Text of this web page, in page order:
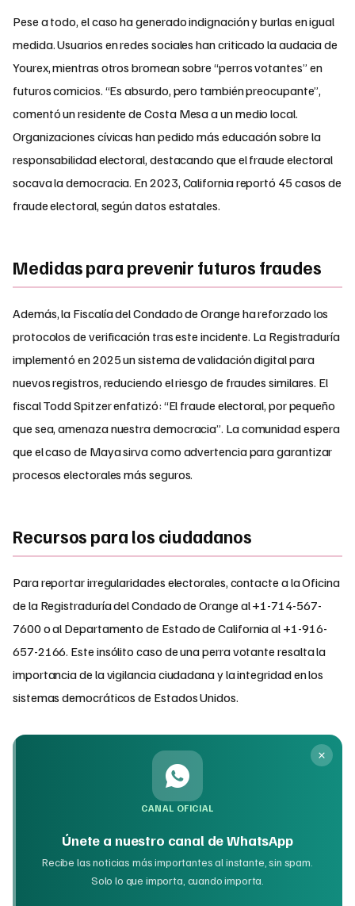
Pese a todo, el caso ha generado indignación y burlas en igual
medida. Usuarios en redes sociales han criticado la audacia de
Yourex, mientras otros bromean sobre “perros votantes” en
futuros comicios. “Es absurdo, pero también preocupante”,
comentó un residente de Costa Mesa a un medio local.
Organizaciones cívicas han pedido más educación sobre la
responsabilidad electoral, destacando que el fraude electoral
socava la democracia. En 2023, California reportó 45 casos de
fraude electoral, según datos estatales.
Medidas para prevenir futuros fraudes
Además, la Fiscalía del Condado de Orange ha reforzado los
protocolos de verificación tras este incidente. La Registraduría
implementó en 2025 un sistema de validación digital para
nuevos registros, reduciendo el riesgo de fraudes similares. El
fiscal Todd Spitzer enfatizó: “El fraude electoral, por pequeño
que sea, amenaza nuestra democracia”. La comunidad espera
que el caso de Maya sirva como advertencia para garantizar
procesos electorales más seguros.
Recursos para los ciudadanos
Para reportar irregularidades electorales, contacte a la Oficina
de la Registraduría del Condado de Orange al +1-714-567-
7600 o al Departamento de Estado de California al +1-916-
657-2166. Este insólito caso de una perra votante resalta la
importancia de la vigilancia ciudadana y la integridad en los
sistemas democráticos de Estados Unidos.
CANAL OFICIAL
Únete a nuestro canal de WhatsApp
Recibe las noticias más importantes al instante, sin spam.
Solo lo que importa, cuando importa.